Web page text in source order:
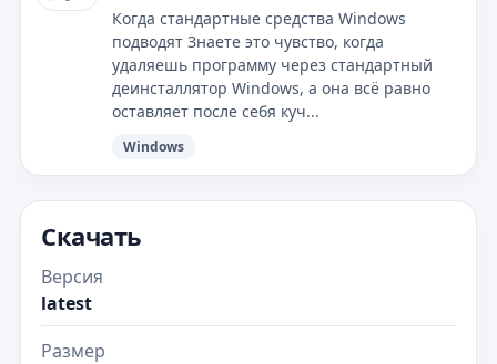
Когда стандартные средства Windows
подводят Знаете это чувство, когда
удаляешь программу через стандартный
деинсталлятор Windows, а она всё равно
оставляет после себя куч...
Windows
Скачать
Версия
latest
Размер